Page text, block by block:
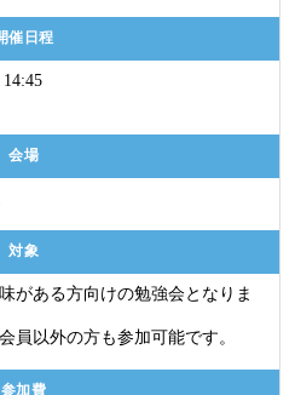
催日程
会場
対象
がある方向けの勉強会となりま
員以外の方も参加可能です。
参加費